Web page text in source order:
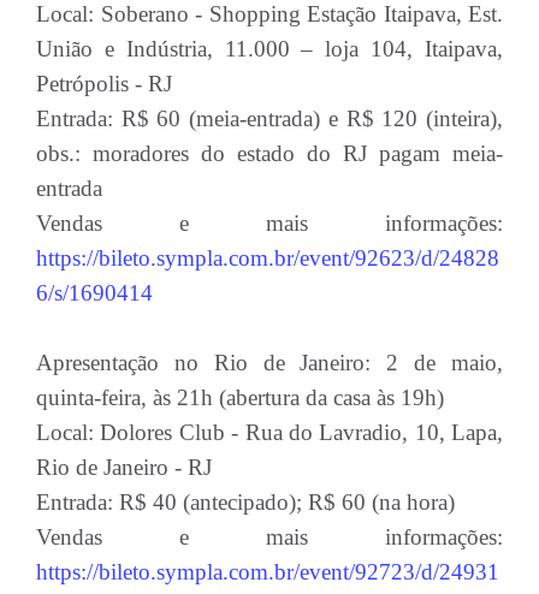
Local: Soberano - Shopping Estação Itaipava, Est.
União e Indústria, 11.000 – loja 104, Itaipava,
Petrópolis - RJ
Entrada: R$ 60 (meia-entrada) e R$ 120 (inteira),
obs.: moradores do estado do RJ pagam meia-
entrada
Vendas e mais informações:
https://bileto.sympla.com.br/event/92623/d/24828
6/s/1690414
Apresentação no Rio de Janeiro: 2 de maio,
quinta-feira, às 21h (abertura da casa às 19h)
Local: Dolores Club - Rua do Lavradio, 10, Lapa,
Rio de Janeiro - RJ
Entrada: R$ 40 (antecipado); R$ 60 (na hora)
Vendas e mais informações:
https://bileto.sympla.com.br/event/92723/d/24931